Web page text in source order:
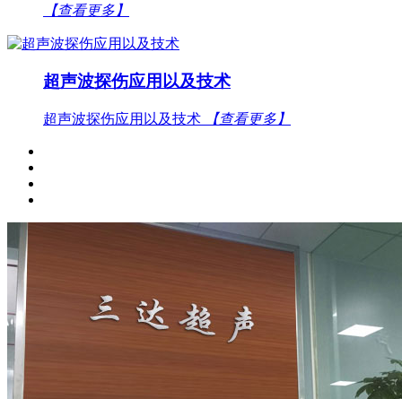
【查看更多】
超声波探伤应用以及技术
超声波探伤应用以及技术 【查看更多】